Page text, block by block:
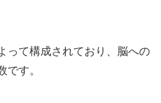
って構成されており、脳への
です。